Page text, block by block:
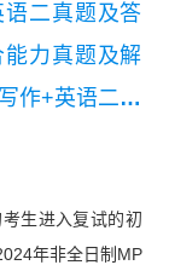
语二真题及答
能力真题及解
作+英语二真
生进入复试的初
年非全日制MP